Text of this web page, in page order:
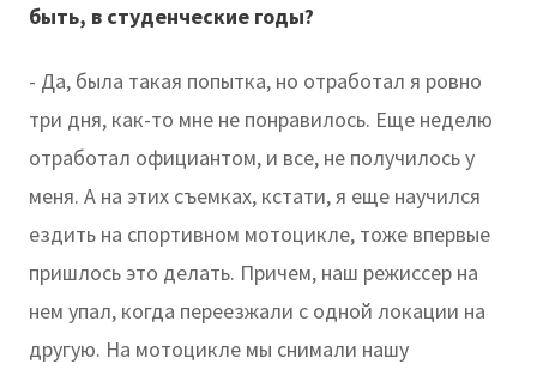
быть, в студенческие годы?
- Да, была такая попытка, но отработал я ровно
три дня, как-то мне не понравилось. Еще неделю
отработал официантом, и все, не получилось у
меня. А на этих съемках, кстати, я еще научился
ездить на спортивном мотоцикле, тоже впервые
пришлось это делать. Причем, наш режиссер на
нем упал, когда переезжали с одной локации на
другую. На мотоцикле мы снимали нашу